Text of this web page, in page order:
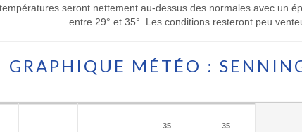
seront nettement au-dessus des normales avec un
entre 29° et 35°. Les conditions resteront peu
GRAPHIQUE MÉTÉO :
35
35 35
35